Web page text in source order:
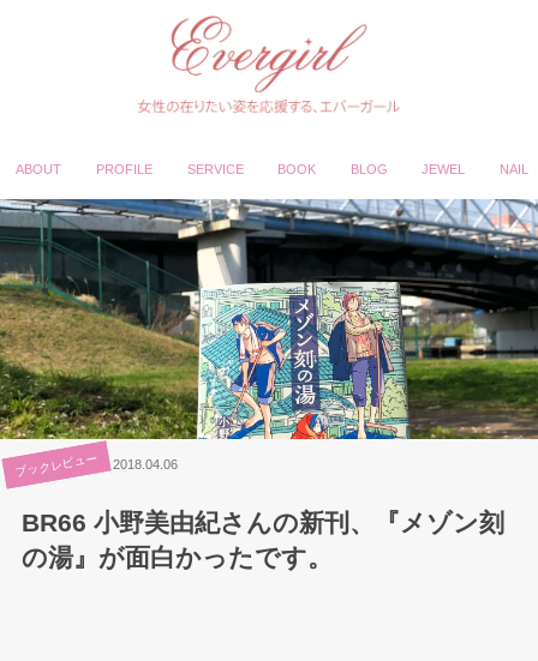
ABOUT PROFILE SERVICE BOOK BLOG JEWEL NAIL
ブックレビュー 2018.04.06
BR66 小野美由紀さんの新刊、『メゾン刻
の湯』が面白かったです。